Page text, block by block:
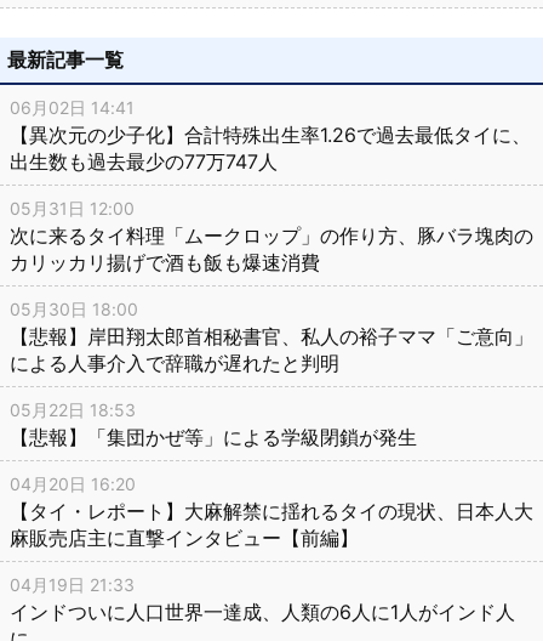
最新記事一覧
06月02日 14:41
【異次元の少子化】合計特殊出生率1.26で過去最低タイに、
出生数も過去最少の77万747人
05月31日 12:00
次に来るタイ料理「ムークロップ」の作り方、豚バラ塊肉の
カリッカリ揚げで酒も飯も爆速消費
05月30日 18:00
【悲報】岸田翔太郎首相秘書官、私人の裕子ママ「ご意向」
による人事介入で辞職が遅れたと判明
05月22日 18:53
【悲報】「集団かぜ等」による学級閉鎖が発生
04月20日 16:20
【タイ・レポート】大麻解禁に揺れるタイの現状、日本人大
麻販売店主に直撃インタビュー【前編】
04月19日 21:33
インドついに人口世界一達成、人類の6人に1人がインド人